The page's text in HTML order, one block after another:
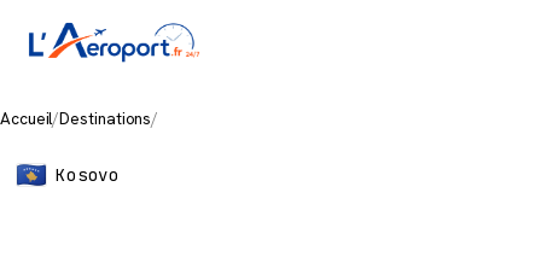
Accueil/Destinations/
Kosovo